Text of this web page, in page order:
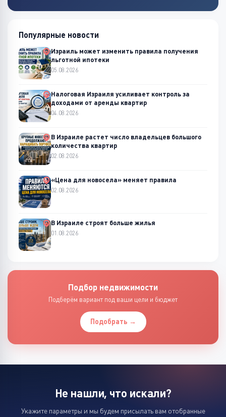
Популярные новости
Израиль может изменить правила получения
льготной ипотеки
05.08.2026
Налоговая Израиля усиливает контроль за
доходами от аренды квартир
04.08.2026
В Израиле растет число владельцев большого
количества квартир
02.08.2026
«Цена для новосела» меняет правила
02.08.2026
В Израиле строят больше жилья
01.08.2026
Подбор недвижимости
Подберём вариант под ваши цели и бюджет
Подобрать →
Не нашли, что искали?
Укажите параметры и мы будем присылать вам отобранные